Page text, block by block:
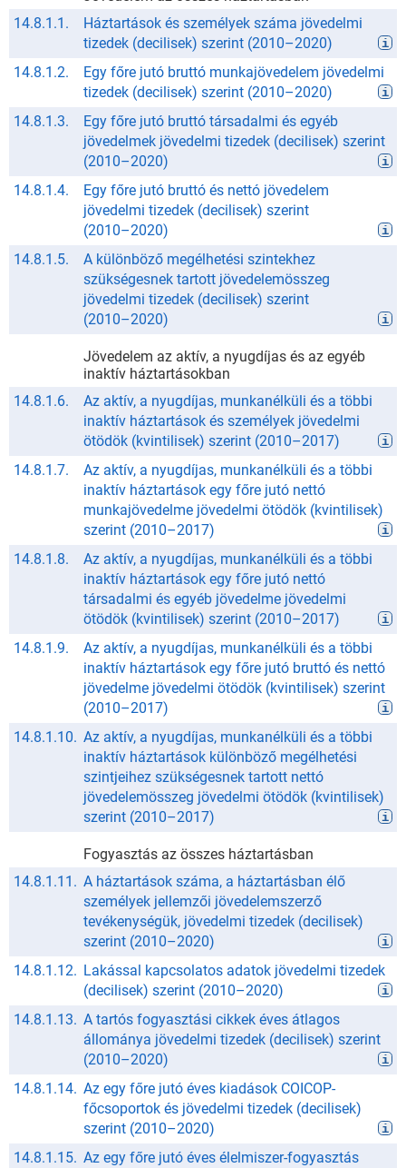
14.8.1.1.
Háztartások és személyek száma jövedelmi
tizedek (decilisek) szerint (2010–2020)
14.8.1.2.
Egy főre jutó bruttó munkajövedelem jövedelmi
tizedek (decilisek) szerint (2010–2020)
14.8.1.3.
Egy főre jutó bruttó társadalmi és egyéb
jövedelmek jövedelmi tizedek (decilisek) szerint
(2010–2020)
14.8.1.4.
Egy főre jutó bruttó és nettó jövedelem
jövedelmi tizedek (decilisek) szerint
(2010–2020)
14.8.1.5.
A különböző megélhetési szintekhez
szükségesnek tartott jövedelemösszeg
jövedelmi tizedek (decilisek) szerint
(2010–2020)
Jövedelem az aktív, a nyugdíjas és az egyéb
inaktív háztartásokban
14.8.1.6.
Az aktív, a nyugdíjas, munkanélküli és a többi
inaktív háztartások és személyek jövedelmi
ötödök (kvintilisek) szerint (2010–2017)
14.8.1.7.
Az aktív, a nyugdíjas, munkanélküli és a többi
inaktív háztartások egy főre jutó nettó
munkajövedelme jövedelmi ötödök (kvintilisek)
szerint (2010–2017)
14.8.1.8.
Az aktív, a nyugdíjas, munkanélküli és a többi
inaktív háztartások egy főre jutó nettó
társadalmi és egyéb jövedelme jövedelmi
ötödök (kvintilisek) szerint (2010–2017)
14.8.1.9.
Az aktív, a nyugdíjas, munkanélküli és a többi
inaktív háztartások egy főre jutó bruttó és nettó
jövedelme jövedelmi ötödök (kvintilisek) szerint
(2010–2017)
14.8.1.10. Az aktív, a nyugdíjas, munkanélküli és a többi
inaktív háztartások különböző megélhetési
szintjeihez szükségesnek tartott nettó
jövedelemösszeg jövedelmi ötödök (kvintilisek)
szerint (2010–2017)
Fogyasztás az összes háztartásban
14.8.1.11. A háztartások száma, a háztartásban élő
személyek jellemzői jövedelemszerző
tevékenységük, jövedelmi tizedek (decilisek)
szerint (2010–2020)
14.8.1.12. Lakással kapcsolatos adatok jövedelmi tizedek
(decilisek) szerint (2010–2020)
14.8.1.13. A tartós fogyasztási cikkek éves átlagos
állománya jövedelmi tizedek (decilisek) szerint
(2010–2020)
14.8.1.14. Az egy főre jutó éves kiadások COICOP-
főcsoportok és jövedelmi tizedek (decilisek)
szerint (2010–2020)
14.8.1.15. Az egy főre jutó éves élelmiszer-fogyasztás